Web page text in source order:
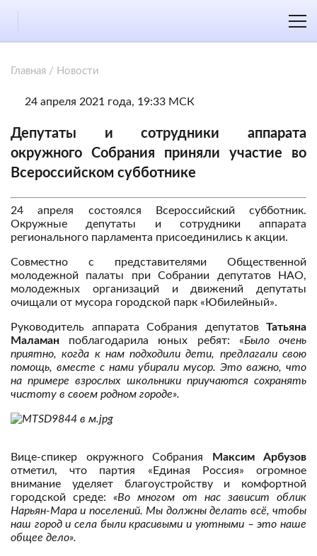
Главная / Новости
24 апреля 2021 года, 19:33 МСК
Депутаты и сотрудники аппарата
окружного Собрания приняли участие во
Всероссийском субботнике
24 апреля состоялся Всероссийский субботник.
Окружные депутаты и сотрудники аппарата
регионального парламента присоединились к акции.
Совместно с представителями Общественной
молодежной палаты при Собрании депутатов НАО,
молодежных организаций и движений депутаты
очищали от мусора городской парк «Юбилейный».
Руководитель аппарата Собрания депутатов Татьяна
Маламан поблагодарила юных ребят: «Было очень
приятно, когда к нам подходили дети, предлагали свою
помощь, вместе с нами убирали мусор. Это важно, что
на примере взрослых школьники приучаются сохранять
чистоту в своем родном городе».
Вице-спикер окружного Собрания
Максим Арбузов
отметил, что партия «Единая Россия» огромное
внимание уделяет благоустройству и комфортной
городской среде:«Во многом от нас зависит облик
Нарьян-Мара и поселений. Мы должны делать всё, чтобы
наш город и села были красивыми и уютными – это наше
общее дело».